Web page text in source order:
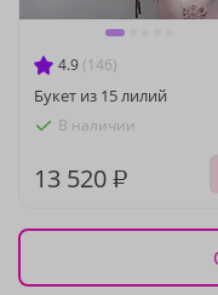
4.9 (146)
Букет из 15 лилий
В наличии
13 520 ₽